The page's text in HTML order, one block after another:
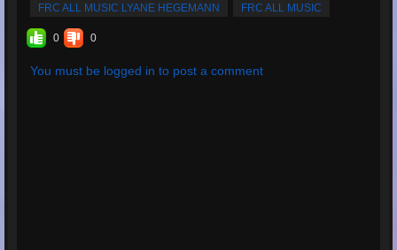
FRC ALL MUSIC LYANE HEGEMANN
FRC ALL MUSIC
0 0
You must be logged in to post a comment